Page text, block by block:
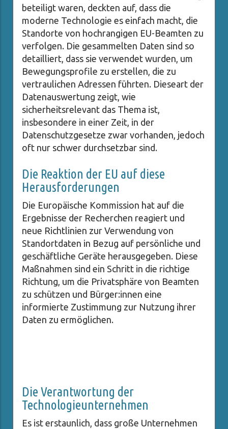
beteiligt waren, deckten auf, dass die
moderne Technologie es einfach macht, die
Standorte von hochrangigen EU-Beamten zu
verfolgen. Die gesammelten Daten sind so
detailliert, dass sie verwendet wurden, um
Bewegungsprofile zu erstellen, die zu
vertraulichen Adressen führten. Dieseart der
Datenauswertung zeigt, wie
sicherheitsrelevant das Thema ist,
insbesondere in einer Zeit, in der
Datenschutzgesetze zwar vorhanden, jedoch
oft nur schwer durchsetzbar sind.
Die Reaktion der EU auf diese
Herausforderungen
Die Europäische Kommission hat auf die
Ergebnisse der Recherchen reagiert und
neue Richtlinien zur Verwendung von
Standortdaten in Bezug auf persönliche und
geschäftliche Geräte herausgegeben. Diese
Maßnahmen sind ein Schritt in die richtige
Richtung, um die Privatsphäre von Beamten
zu schützen und Bürger:innen eine
informierte Zustimmung zur Nutzung ihrer
Daten zu ermöglichen.
Die Verantwortung der
Technologieunternehmen
Es ist erstaunlich, dass große Unternehmen